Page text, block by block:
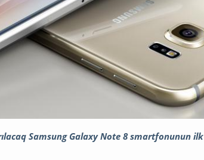
Samsung Galaxy Note 8 smartfonunun ilk